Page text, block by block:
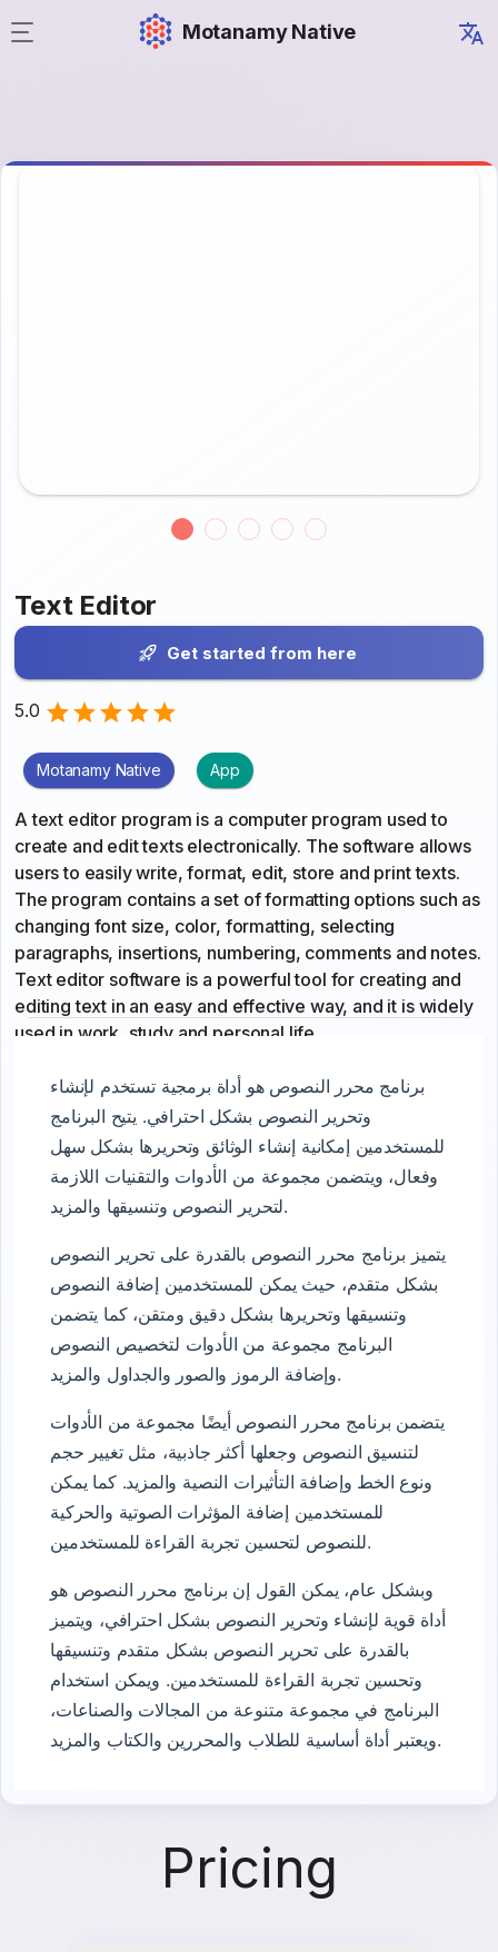
Motanamy Native
Text Editor
Get started from here
5.0
Motanamy Native App
A text editor program is a computer program used to
create and edit texts electronically. The software allows
users to easily write, format, edit, store and print texts.
The program contains a set of formatting options such as
changing font size, color, formatting, selecting
paragraphs, insertions, numbering, comments and notes.
Text editor software is a powerful tool for creating and
editing text in an easy and effective way, and it is widely
used in work, study and personal life.
برنامج محرر النصوص هو أداة برمجية تستخدم لإنشاء
وتحرير النصوص بشكل احترافي. يتيح البرنامج
للمستخدمين إمكانية إنشاء الوثائق وتحريرها بشكل سهل
وفعال، ويتضمن مجموعة من الأدوات والتقنيات اللازمة
لتحرير النصوص وتنسيقها والمزيد.
يتميز برنامج محرر النصوص بالقدرة على تحرير النصوص
بشكل متقدم، حيث يمكن للمستخدمين إضافة النصوص
وتنسيقها وتحريرها بشكل دقيق ومتقن، كما يتضمن
البرنامج مجموعة من الأدوات لتخصيص النصوص
وإضافة الرموز والصور والجداول والمزيد.
يتضمن برنامج محرر النصوص أيضًا مجموعة من الأدوات
لتنسيق النصوص وجعلها أكثر جاذبية، مثل تغيير حجم
ونوع الخط وإضافة التأثيرات النصية والمزيد. كما يمكن
للمستخدمين إضافة المؤثرات الصوتية والحركية
للنصوص لتحسين تجربة القراءة للمستخدمين.
وبشكل عام، يمكن القول إن برنامج محرر النصوص هو
أداة قوية لإنشاء وتحرير النصوص بشكل احترافي، ويتميز
بالقدرة على تحرير النصوص بشكل متقدم وتنسيقها
وتحسين تجربة القراءة للمستخدمين. ويمكن استخدام
البرنامج في مجموعة متنوعة من المجالات والصناعات،
ويعتبر أداة أساسية للطلاب والمحررين والكتاب والمزيد.
Pricing